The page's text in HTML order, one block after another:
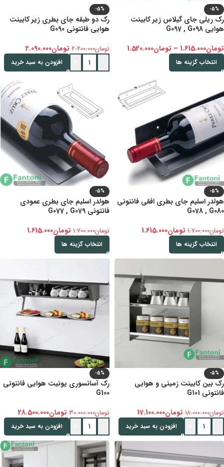
-5%
رک ریلی جای گیلاس زیر کابینت
هوایی G097 , G098
تومان1.615.000
– تومان1.520.000
انتخاب گزینه ها
-5%
رک دو طبقه جای بطری زیر کابینت
هوایی فانتونی G090
تومان2.200.000 تومان2.090.000
افزودن به سبد خرید
-5%
هولدر اسلیم جای بطری افقی فانتونی
G078 , G080
تومان1.700.000 تومان1.615.000
انتخاب گزینه ها
-5%
هولدر اسلیم جای بطری عمودی
فانتونی G077 , G079
تومان1.700.000 تومان1.615.000
انتخاب گزینه ها
-5%
رک بین کابینت زمینی و هوایی
فانتونی G101
تومان18.000.000 تومان17.100.000
افزودن به سبد خرید
-5%
رک آسانسوری یونیت هوایی فانتونی
G100
تومان30.000.000 تومان28.500.000
افزودن به سبد خرید